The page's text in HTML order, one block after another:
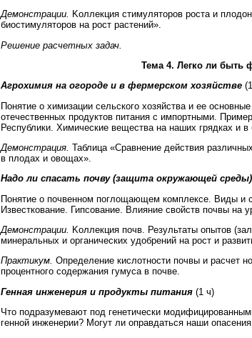
Демонстрации. Kоллекция стимуляторов роста и
биостимуляторов на рост растений».
Решение расчетных задач.
Тема 4. Легко ли быть
Агрохимия на огороде и в фермерском хозяйстве
Понятие о химизации сельского хозяйства и ее
отечественных продуктов питания с импортными.
Республики. Химические вещества на наших грядках и
Демонстрация. Таблица «Сравнение действия
в плодах и овощах».
Надо ли спасать почву (защита окружающей среды)
Понятие о почвенном поглощающем комплексе. Виды и
Известкование. Гипсование. Влияние свойств почвы на
Демонстрации.
Kоллекция почв. Результаты опытов
минеральных и органических удобрений на рост и
Практикум. Определение кислотности почвы и расчет
процентного содержания гумуса в почве.
Генная инженерия и продукты питания (1 ч)
Что подразумевают под генетически
генной инженерии? Могут ли оправдаться наши